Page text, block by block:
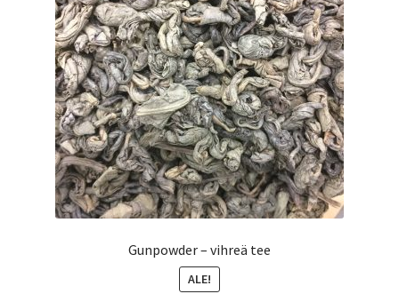
tuotteen
sivulla.
Gunpowder – vihreä tee
ALE!